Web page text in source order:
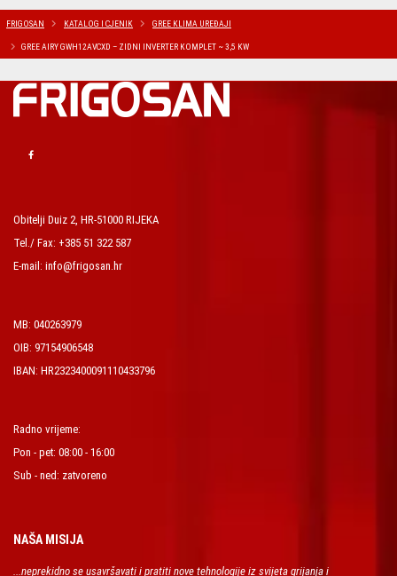
FRIGOSAN KATALOG I CJENIK GREE KLIMA UREĐAJI
GREE AIRY GWH12AVCXD – ZIDNI INVERTER KOMPLET ~ 3,5 KW
Obitelji Duiz 2, HR-51000 RIJEKA
Tel./ Fax: +385 51 322 587
E-mail: info@frigosan.hr
MB: 040263979
OIB: 97154906548
IBAN: HR2323400091110433796
Radno vrijeme:
Pon - pet: 08:00 - 16:00
Sub - ned: zatvoreno
NAŠA MISIJA
...neprekidno se usavršavati i pratiti nove tehnologije iz svijeta grijanja i